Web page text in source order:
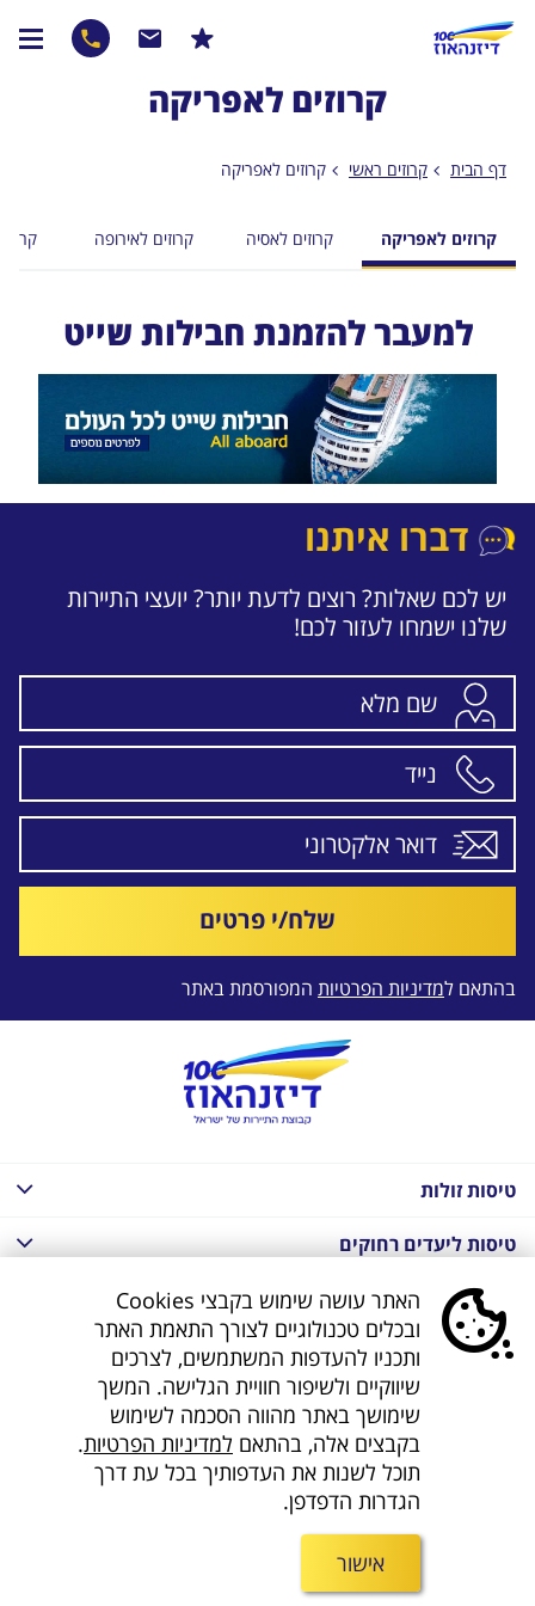
קרוזים לאפריקה
דף הבית קרוזים ראשי קרוזים לאפריקה
קרוזים לאפריקה קרוזים לאסיה קרוזים לאירופה
למעבר להזמנת חבילות שייט
דברו איתנו
יש לכם שאלות? רוצים לדעת יותר? יועצי התיירות
שלנו ישמחו לעזור לכם!
שלח/י פרטים
בהתאם למדיניות הפרטיות המפורסמת באתר
טיסות זולות
טיסות ליעדים רחוקים
חבילות נופש בחו"ל
חבילות נופש בחו"ל
חבילות טוס וסע
דילים לחו"ל
קישורים נוספים
חפשו אותנו ברשת
האתר עושה שימוש בקבצי Cookies
ובכלים טכנולוגיים לצורך התאמת האתר
ותכניו להעדפות המשתמשים, לצרכים
שיווקיים ולשיפור חוויית הגלישה. המשך
שימושך באתר מהווה הסכמה לשימוש
בקבצים אלה, בהתאם למדיניות הפרטיות.
תוכל לשנות את העדפותיך בכל עת דרך
הגדרות הדפדפן.
אישור